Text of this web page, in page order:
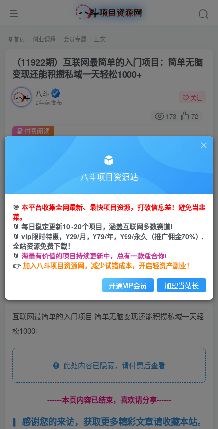
首页 创业课程 会员专属 正文
（11922期）互联网最简单的入门项目：简单无脑
变现还能积攒私域一天轻松1000+
八斗
2年前发布
关注
173 72
此内容为付费阅读，请付费后查看
会员专属资源
您暂无购买权限，请先开通会员
开通会员
付费阅读
互联网最简单的入门项目 简单无脑变现还能积攒私域一天轻
松1000+
此处内容已隐藏，请付费后查看
------本页内容已结束，喜欢请分享------
感谢您的来访，获取更多精彩文章请收藏本站。
八斗项目资源站
🎯 本平台收集全网最新、最快项目资源，打破信息差！避免当韭
菜。
🔰 每日稳定更新10~20个项目，涵盖互联网多数赛道!
🔰 vip限时特惠，¥29/月，¥79/年，¥99/永久（推广佣金70%）,
全站资源免费下载！
🔰 海量有价值的项目持续更新中，总有一款适合你!
👉加入八斗项目资源网，减少试错成本，开启轻资产副业！
开通VIP会员 加盟当站长